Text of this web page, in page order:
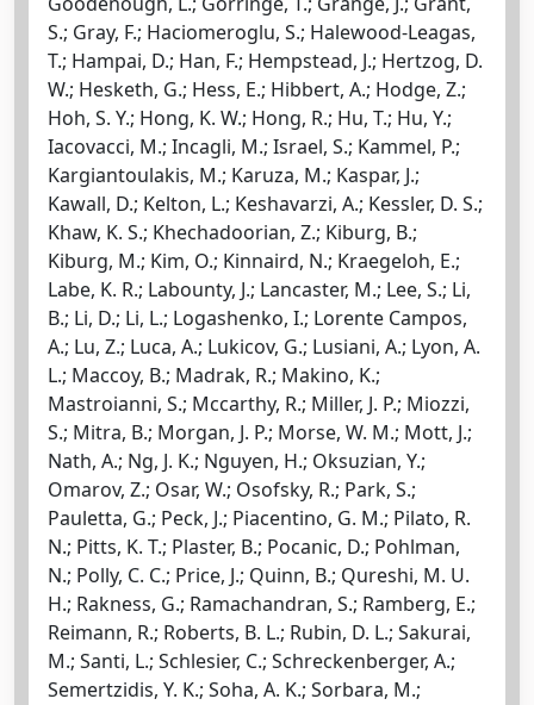
S.; Gray, F.; Haciomeroglu, S.; Halewood-Leagas,
T.; Hampai, D.; Han, F.; Hempstead, J.; Hertzog, D.
W.; Hesketh, G.; Hess, E.; Hibbert, A.; Hodge, Z.;
Hoh, S. Y.; Hong, K. W.; Hong, R.; Hu, T.; Hu, Y.;
Iacovacci, M.; Incagli, M.; Israel, S.; Kammel, P.;
Kargiantoulakis, M.; Karuza, M.; Kaspar, J.;
Kawall, D.; Kelton, L.; Keshavarzi, A.; Kessler, D. S.;
Khaw, K. S.; Khechadoorian, Z.; Kiburg, B.;
Kiburg, M.; Kim, O.; Kinnaird, N.; Kraegeloh, E.;
Labe, K. R.; Labounty, J.; Lancaster, M.; Lee, S.; Li,
B.; Li, D.; Li, L.; Logashenko, I.; Lorente Campos,
A.; Lu, Z.; Luca, A.; Lukicov, G.; Lusiani, A.; Lyon, A.
L.; Maccoy, B.; Madrak, R.; Makino, K.;
Mastroianni, S.; Mccarthy, R.; Miller, J. P.; Miozzi,
S.; Mitra, B.; Morgan, J. P.; Morse, W. M.; Mott, J.;
Nath, A.; Ng, J. K.; Nguyen, H.; Oksuzian, Y.;
Omarov, Z.; Osar, W.; Osofsky, R.; Park, S.;
Pauletta, G.; Peck, J.; Piacentino, G. M.; Pilato, R.
N.; Pitts, K. T.; Plaster, B.; Pocanic, D.; Pohlman,
N.; Polly, C. C.; Price, J.; Quinn, B.; Qureshi, M. U.
H.; Rakness, G.; Ramachandran, S.; Ramberg, E.;
Reimann, R.; Roberts, B. L.; Rubin, D. L.; Sakurai,
M.; Santi, L.; Schlesier, C.; Schreckenberger, A.;
Semertzidis, Y. K.; Soha, A. K.; Sorbara, M.;